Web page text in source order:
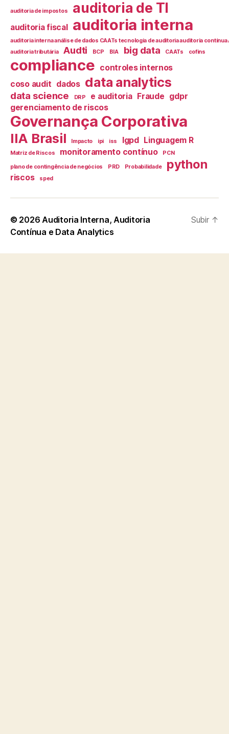
auditoria de impostos auditoria de TI
auditoria fiscal auditoria interna
auditoria interna análise de dados CAATs tecnologia de auditoria auditoria
auditoria tributária
Audti BCP BIA big data CAATs cofins
compliance controles internos
coso audit dados data analytics
data science DRP e auditoria Fraude gdpr
gerenciamento de riscos
Governança Corporativa
IIA Brasil Impacto ipi iss lgpd Linguagem R
Matriz de Riscos monitoramento contínuo PCN
plano de contingência de negócios PRD Probabilidade python
riscos sped
© 2026 Auditoria Interna, Auditoria
Contínua e Data Analytics
Subir ↑